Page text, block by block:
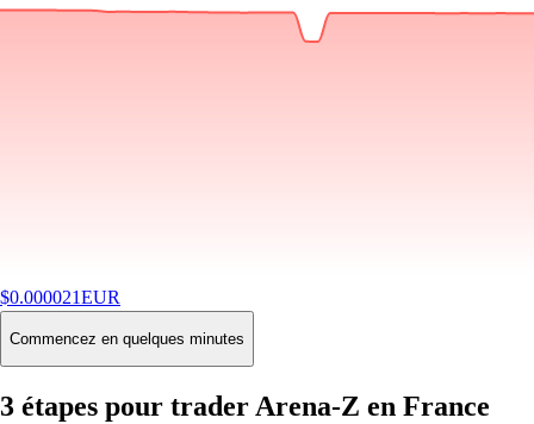
$0.000021EUR
-6.92%24H
Buy
Commencez en quelques minutes
3 étapes pour trader Arena-Z en France